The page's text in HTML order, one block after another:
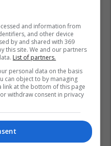
and information from
and other device
by and shared with 369
this site. We and our partners
List of partners.
personal data on the basis
can object to by managing
at the bottom of this page
withdraw consent in privacy